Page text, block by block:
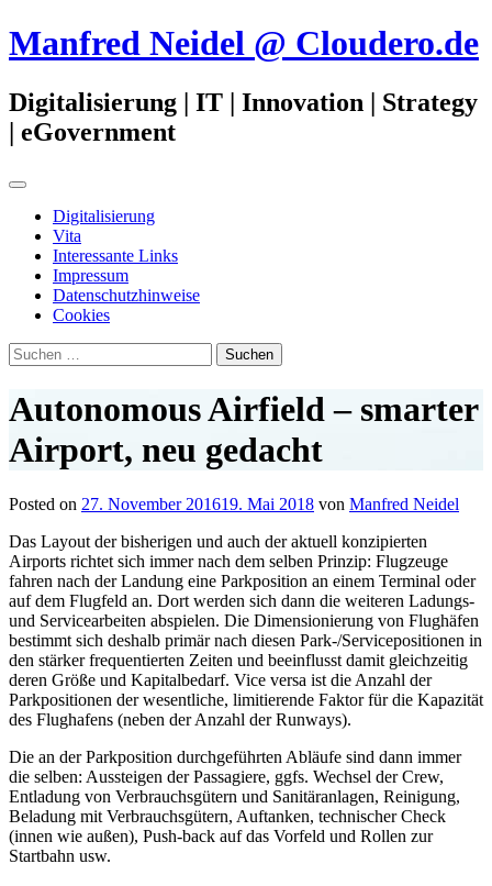
Zum
Inhalt
Manfred Neidel @ Cloudero.de
Digitalisierung | IT | Innovation | Strategy
| eGovernment
Primäres
Digitalisierung
Vita
Interessante Links
Impressum
Datenschutzhinweise
Cookies
Suchen
nach:
Autonomous Airfield – smarter
Airport, neu gedacht
Posted on 27. November 201619. Mai 2018 von Manfred Neidel
Das Layout der bisherigen und auch der aktuell konzipierten
Airports richtet sich immer nach dem selben Prinzip: Flugzeuge
fahren nach der Landung eine Parkposition an einem Terminal oder
auf dem Flugfeld an. Dort werden sich dann die weiteren Ladungs-
und Servicearbeiten abspielen. Die Dimensionierung von Flughäfen
bestimmt sich deshalb primär nach diesen Park-/Servicepositionen in
den stärker frequentierten Zeiten und beeinflusst damit gleichzeitig
deren Größe und Kapitalbedarf. Vice versa ist die Anzahl der
Parkpositionen der wesentliche, limitierende Faktor für die Kapazität
des Flughafens (neben der Anzahl der Runways).
Die an der Parkposition durchgeführten Abläufe sind dann immer
die selben: Aussteigen der Passagiere, ggfs. Wechsel der Crew,
Entladung von Verbrauchsgütern und Sanitäranlagen, Reinigung,
Beladung mit Verbrauchsgütern, Auftanken, technischer Check
(innen wie außen), Push-back auf das Vorfeld und Rollen zur
Startbahn usw.